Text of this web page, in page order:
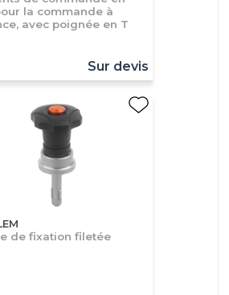
la commande à
avec poignée en T
Sur devis
de fixation filetée